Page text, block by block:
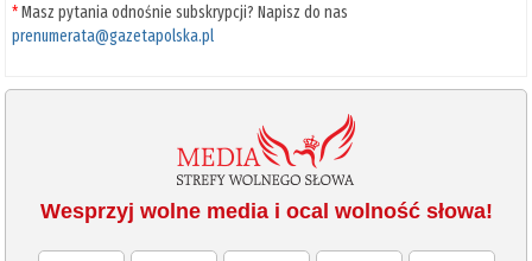
*Masz pytania odnośnie subskrypcji? Napisz do nas
prenumerata@gazetapolska.pl
Wesprzyj wolne media i ocal wolność słowa!